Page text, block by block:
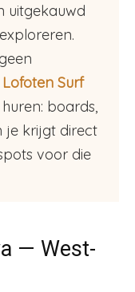
uitgekauwd
Lofoten Surf
boards,
je krijgt direct
voor die
— West-